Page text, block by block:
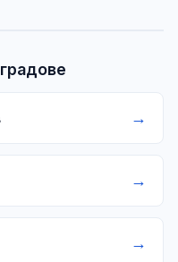
→
→
→